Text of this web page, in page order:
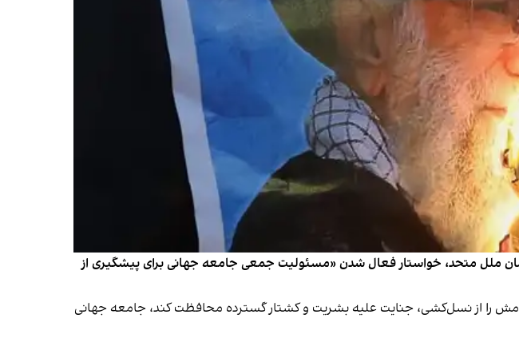
ملل متحد، خواستار فعال شدن «مسئولیت جمعی جامعه جهانی برای پیشگیری از
را از نسل‌کشی، جنایت علیه بشریت و کشتار گسترده محافظت کند، جامعه جهانی